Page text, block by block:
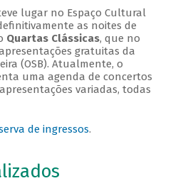
lugar no Espaço Cultural
as noites de
Quartas Clássicas, que no
gratuitas da
(OSB). Atualmente, o
uma agenda de concertos
variadas, todas
de ingressos.